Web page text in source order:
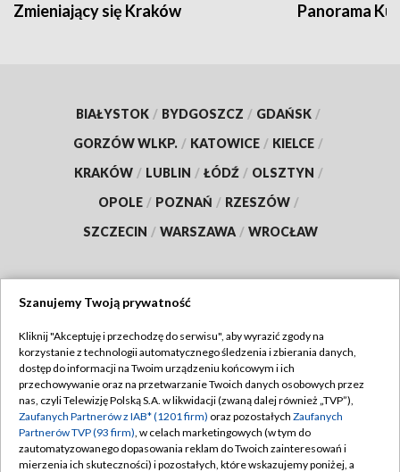
Zmieniający się Kraków Panorama
BIAŁYSTOK / BYDGOSZCZ / GDAŃSK /
GORZÓW WLKP. / KATOWICE / KIELCE /
KRAKÓW / LUBLIN / ŁÓDŹ / OLSZTYN /
OPOLE / POZNAŃ / RZESZÓW /
SZCZECIN / WARSZAWA / WROCŁAW
TVP
Abonament TVP
Emisja w TVP
Centrum informacji TVP
Regulamin TVP
Polityka prywatności
Moje zgody
Szanujemy Twoją prywatność
Kliknij "Akceptuję i przechodzę do serwisu", aby wyrazić zgody na
korzystanie z technologii automatycznego śledzenia i zbierania danych,
dostęp do informacji na Twoim urządzeniu końcowym i ich
przechowywanie oraz na przetwarzanie Twoich danych osobowych przez
nas, czyli Telewizję Polską S.A. w likwidacji (zwaną dalej również „TVP”),
Zaufanych Partnerów z IAB* (1201 firm) oraz pozostałych Zaufanych
Partnerów TVP (93 firm), w celach marketingowych (w tym do
zautomatyzowanego dopasowania reklam do Twoich zainteresowań i
mierzenia ich skuteczności) i pozostałych, które wskazujemy poniżej, a